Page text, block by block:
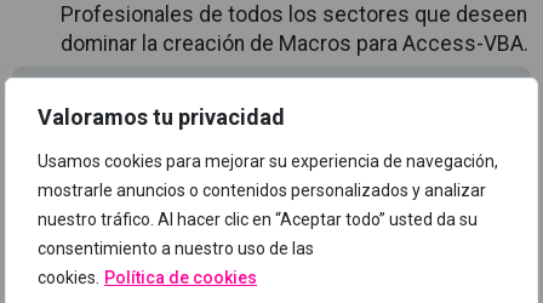
Valoramos tu privacidad
Usamos cookies para mejorar su experiencia de navegación,
mostrarle anuncios o contenidos personalizados y analizar
nuestro tráfico. Al hacer clic en “Aceptar todo” usted da su
consentimiento a nuestro uso de las
cookies. Política de cookies
Profesionales de todos los sectores que deseen
dominar la creación de Macros para Access-VBA.